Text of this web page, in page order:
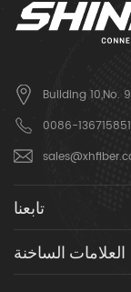
Building 10,No.
0086-
تابعنا
العلامات الساخنة